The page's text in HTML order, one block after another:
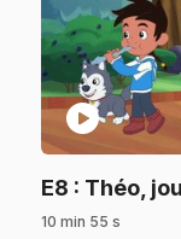
play_circle
E8 : Théo,
10 min 55 s